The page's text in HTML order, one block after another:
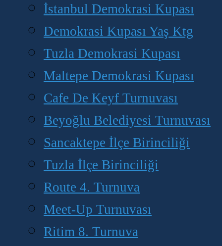
İstanbul Demokrasi Kupası
Demokrasi Kupası Yaş Ktg
Tuzla Demokrasi Kupası
Maltepe Demokrasi Kupası
Cafe De Keyf Turnuvası
Beyoğlu Belediyesi Turnuvası
Sancaktepe İlçe Birinciliği
Tuzla İlçe Birinciliği
Route 4. Turnuva
Meet-Up Turnuvası
Ritim 8. Turnuva